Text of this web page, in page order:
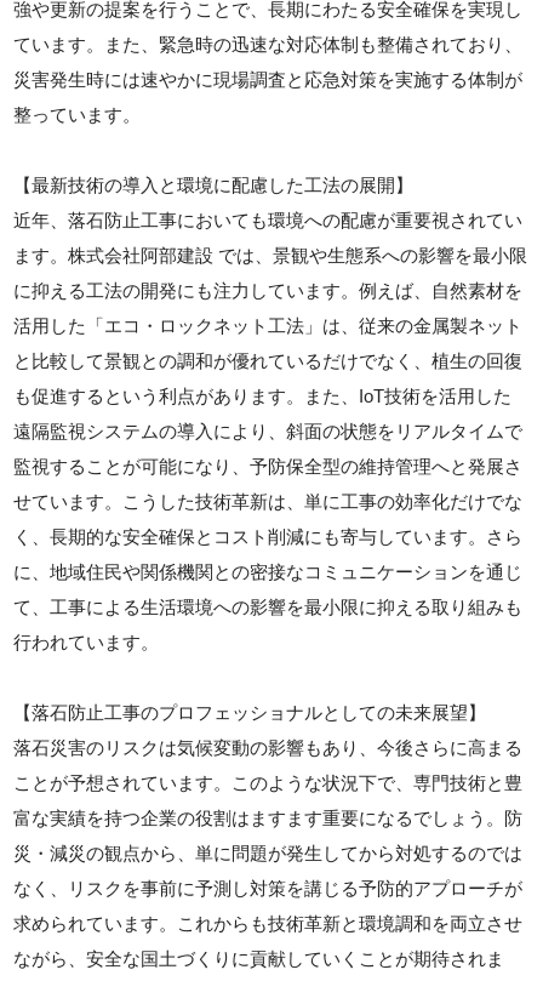
強や更新の提案を行うことで、長期にわたる安全確保を実現し
ています。また、緊急時の迅速な対応体制も整備されており、
災害発生時には速やかに現場調査と応急対策を実施する体制が
整っています。
【最新技術の導入と環境に配慮した工法の展開】
近年、落石防止工事においても環境への配慮が重要視されてい
ます。株式会社阿部建設 では、景観や生態系への影響を最小限
に抑える工法の開発にも注力しています。例えば、自然素材を
活用した「エコ・ロックネット工法」は、従来の金属製ネット
と比較して景観との調和が優れているだけでなく、植生の回復
も促進するという利点があります。また、IoT技術を活用した
遠隔監視システムの導入により、斜面の状態をリアルタイムで
監視することが可能になり、予防保全型の維持管理へと発展さ
せています。こうした技術革新は、単に工事の効率化だけでな
く、長期的な安全確保とコスト削減にも寄与しています。さら
に、地域住民や関係機関との密接なコミュニケーションを通じ
て、工事による生活環境への影響を最小限に抑える取り組みも
行われています。
【落石防止工事のプロフェッショナルとしての未来展望】
落石災害のリスクは気候変動の影響もあり、今後さらに高まる
ことが予想されています。このような状況下で、専門技術と豊
富な実績を持つ企業の役割はますます重要になるでしょう。防
災・減災の観点から、単に問題が発生してから対処するのでは
なく、リスクを事前に予測し対策を講じる予防的アプローチが
求められています。これからも技術革新と環境調和を両立させ
ながら、安全な国土づくりに貢献していくことが期待されま